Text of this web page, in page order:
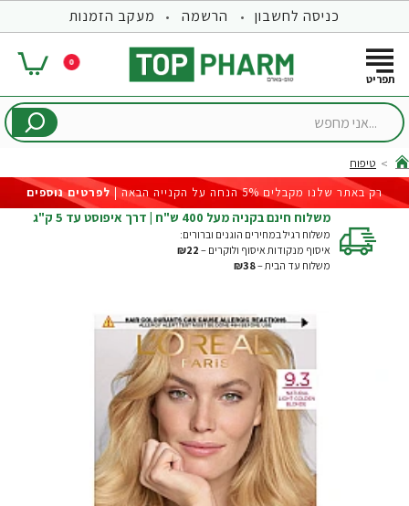
כניסה לחשבון הרשמה מעקב הזמנות
0
...אני
home
טיפוח
רק באתר שלנו מקבלים 5% הנחה על הקנייה הבאה |
לפרטים נוספים
משלוח חינם בקניה מעל 400 ש"ח | דרך איפוסט עד 5 ק"ג
משלוח רגיל במחירים הוגנים וברורים:
איסוף מנקודות איסוף ולוקרים – ₪22
משלוח עד הבית –₪38